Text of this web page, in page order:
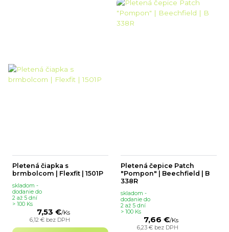
Pletená čiapka s
brmbolcom | Flexfit | 1501P
7,53 €/Ks
6,12 € bez DPH
skladom -
dodanie do
2 až 5 dní
> 100 Ks
Pletená čepice Patch
"Pompon" | Beechfield | B
338R
7,66 €/Ks
6,23 € bez DPH
skladom -
dodanie do
2 až 5 dní
> 100 Ks